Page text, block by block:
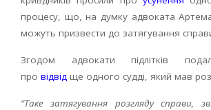
процесу, що, на думку адвоката
можуть призвести до затягування
Згодом адвокати підлітків
про відвід ще одного судді, який мав
“Таке затягування розгляду справи,